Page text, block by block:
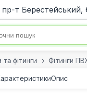
пр-т Берестейський,
фітинги Фітинги
Опис